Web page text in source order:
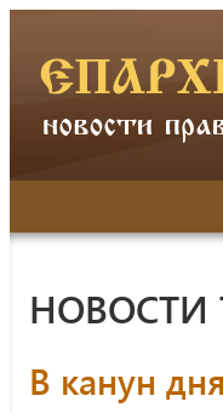
НОВОСТИ
В канун